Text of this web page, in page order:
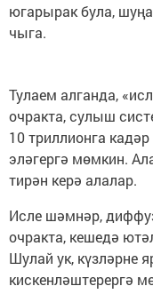
югарырак була,
чыга.
Тулаем алганда,
очракта, сулыш
10 триллионга
эләгергә мөмкин.
тирән керә алалар.
Исле шәмнәр,
очракта, кешедә
Шулай ук, күзләрне
кискенләштерергә